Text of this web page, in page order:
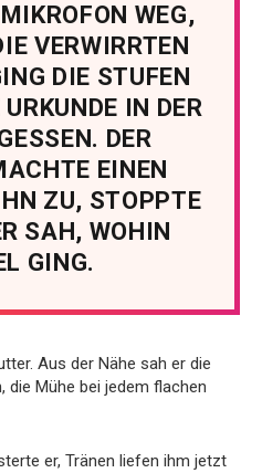
WEG,
VERWIRRTEN
DIE STUFEN
IN DER
DER
EINEN
ZU, STOPPTE
SAH, WOHIN
GING.
Aus der Nähe sah er die
die Mühe bei jedem flachen
er, Tränen liefen ihm jetzt